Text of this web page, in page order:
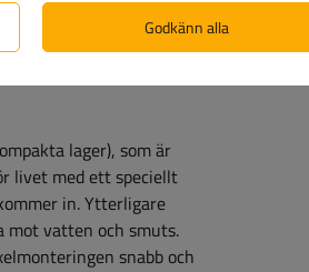
lager), som är
livet med ett speciellt
in. Ytterligare
mot vatten och smuts.
snabb och
Godkänn alla